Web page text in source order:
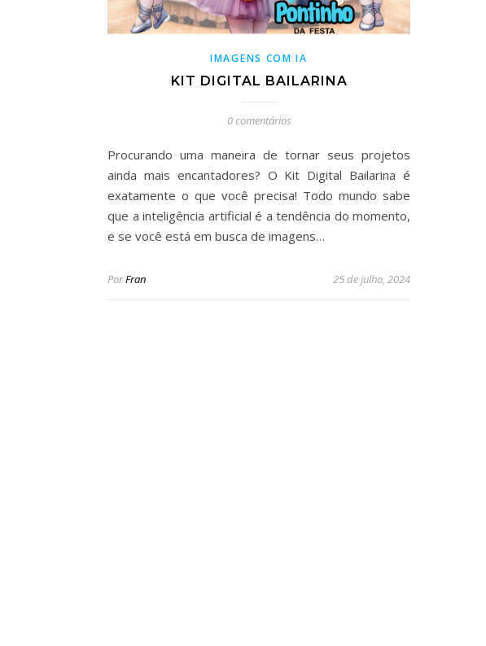
IMAGENS COM IA
KIT DIGITAL BAILARINA
0 comentários
Procurando uma maneira de tornar seus projetos
ainda mais encantadores? O Kit Digital Bailarina é
exatamente o que você precisa! Todo mundo sabe
que a inteligência artificial é a tendência do momento,
e se você está em busca de imagens…
PorFran 25 de julho, 2024